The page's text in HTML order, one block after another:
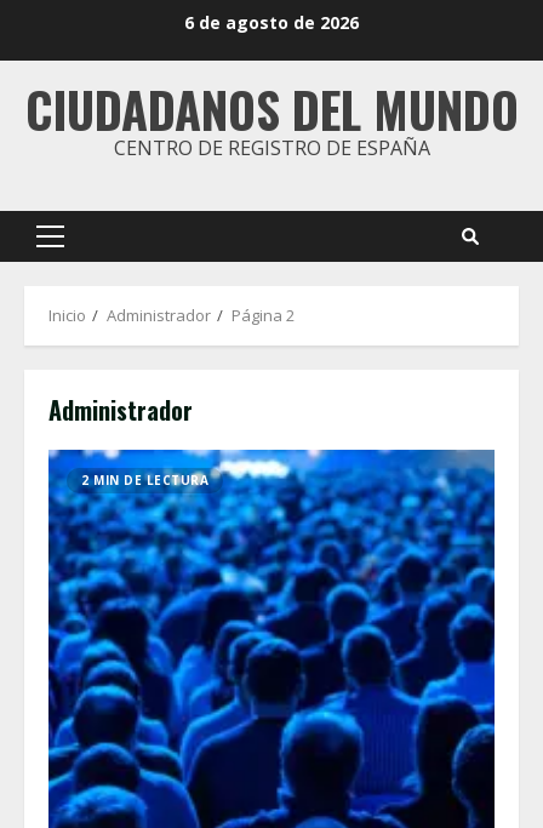
6 de agosto de 2026
CIUDADANOS DEL MUNDO
CENTRO DE REGISTRO DE ESPAÑA
Menú
Inicio Administrador Página 2
Administrador
2 MIN DE LECTURA